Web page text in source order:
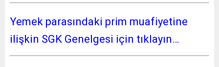
Yemek parasındaki prim muafiyetine
ilişkin SGK Genelgesi için tıklayın…